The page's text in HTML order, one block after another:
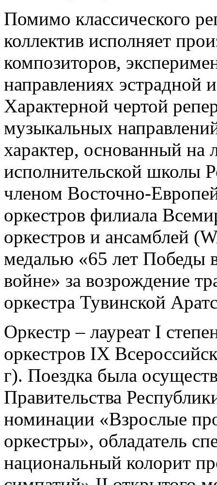
Помимо классического
коллектив исполняет
композиторов,
направлениях эстрадной
Характерной чертой
музыкальных
характер, основанный
исполнительской школы
членом Восточно-
оркестров филиала
оркестров и ансамблей
медалью «65 лет Победы
войне» за возрождение
оркестра Тувинской
Оркестр – лауреат I
оркестров IX
г). Поездка была
Правительства
номинации «Взрослые
оркестры», обладатель
национальный колорит